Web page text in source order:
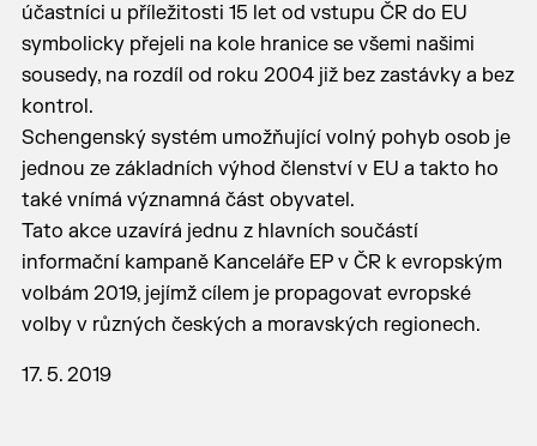
účastníci u příležitosti 15 let od vstupu ČR do EU
symbolicky přejeli na kole hranice se všemi našimi
sousedy, na rozdíl od roku 2004 již bez zastávky a bez
kontrol.
Schengenský systém umožňující volný pohyb osob je
jednou ze základních výhod členství v EU a takto ho
také vnímá významná část obyvatel.
Tato akce uzavírá jednu z hlavních součástí
informační kampaně Kanceláře EP v ČR k evropským
volbám 2019, jejímž cílem je propagovat evropské
volby v různých českých a moravských regionech.
17. 5. 2019